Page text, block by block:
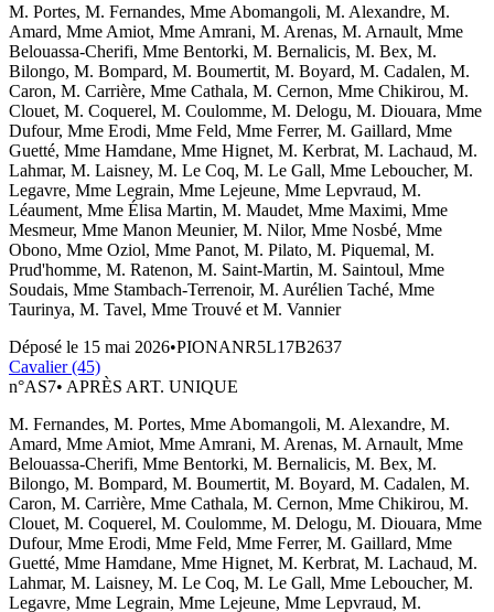
M. Portes, M. Fernandes, Mme Abomangoli, M. Alexandre, M.
Amard, Mme Amiot, Mme Amrani, M. Arenas, M. Arnault, Mme
Belouassa-Cherifi, Mme Bentorki, M. Bernalicis, M. Bex, M.
Bilongo, M. Bompard, M. Boumertit, M. Boyard, M. Cadalen, M.
Caron, M. Carrière, Mme Cathala, M. Cernon, Mme Chikirou, M.
Clouet, M. Coquerel, M. Coulomme, M. Delogu, M. Diouara, Mme
Dufour, Mme Erodi, Mme Feld, Mme Ferrer, M. Gaillard, Mme
Guetté, Mme Hamdane, Mme Hignet, M. Kerbrat, M. Lachaud, M.
Lahmar, M. Laisney, M. Le Coq, M. Le Gall, Mme Leboucher, M.
Legavre, Mme Legrain, Mme Lejeune, Mme Lepvraud, M.
Léaument, Mme Élisa Martin, M. Maudet, Mme Maximi, Mme
Mesmeur, Mme Manon Meunier, M. Nilor, Mme Nosbé, Mme
Obono, Mme Oziol, Mme Panot, M. Pilato, M. Piquemal, M.
Prud'homme, M. Ratenon, M. Saint-Martin, M. Saintoul, Mme
Soudais, Mme Stambach-Terrenoir, M. Aurélien Taché, Mme
Taurinya, M. Tavel, Mme Trouvé et M. Vannier
Déposé le 15 mai 2026•PIONANR5L17B2637
Cavalier (45)
n°AS7• APRÈS ART. UNIQUE
M. Fernandes, M. Portes, Mme Abomangoli, M. Alexandre, M.
Amard, Mme Amiot, Mme Amrani, M. Arenas, M. Arnault, Mme
Belouassa-Cherifi, Mme Bentorki, M. Bernalicis, M. Bex, M.
Bilongo, M. Bompard, M. Boumertit, M. Boyard, M. Cadalen, M.
Caron, M. Carrière, Mme Cathala, M. Cernon, Mme Chikirou, M.
Clouet, M. Coquerel, M. Coulomme, M. Delogu, M. Diouara, Mme
Dufour, Mme Erodi, Mme Feld, Mme Ferrer, M. Gaillard, Mme
Guetté, Mme Hamdane, Mme Hignet, M. Kerbrat, M. Lachaud, M.
Lahmar, M. Laisney, M. Le Coq, M. Le Gall, Mme Leboucher, M.
Legavre, Mme Legrain, Mme Lejeune, Mme Lepvraud, M.